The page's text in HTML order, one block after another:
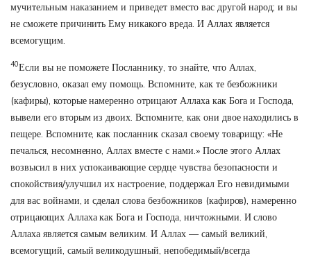
мучительным наказанием и приведет вместо вас другой народ; и вы
не сможете причинить Ему никакого вреда. И Аллах является
всемогущим.
40Если вы не поможете Посланнику, то знайте, что Аллах,
безусловно, оказал ему помощь. Вспомните, как те безбожники
(кафиры), которые намеренно отрицают Аллаха как Бога и Господа,
вывели его вторым из двоих. Вспомните, как они двое находились в
пещере. Вспомните, как посланник сказал своему товарищу: «Не
печалься, несомненно, Аллах вместе с нами.» После этого Аллах
возвысил в них успокаивающие сердце чувства безопасности и
спокойствия/улучшил их настроение, поддержал Его невидимыми
для вас войнами, и сделал слова безбожников (кафиров), намеренно
отрицающих Аллаха как Бога и Господа, ничтожными. И слово
Аллаха является самым великим. И Аллах — самый великий,
всемогущий, самый великодушный, непобедимый/всегда